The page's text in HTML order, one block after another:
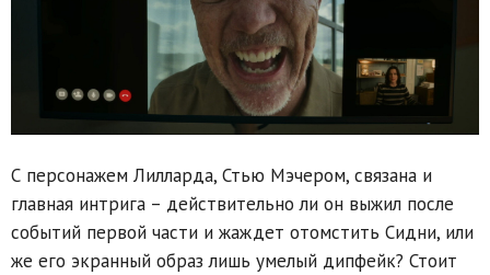
С персонажем Лилларда, Стью Мэчером, связана и
главная интрига – действительно ли он выжил после
событий первой части и жаждет отомстить Сидни, или
же его экранный образ лишь умелый дипфейк? Стоит